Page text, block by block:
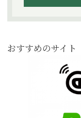
おすすめのサイト